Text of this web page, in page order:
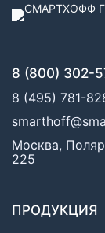
8 (800) 302-
8 (495) 781-
Москва,
225
ПРОДУКЦИЯ